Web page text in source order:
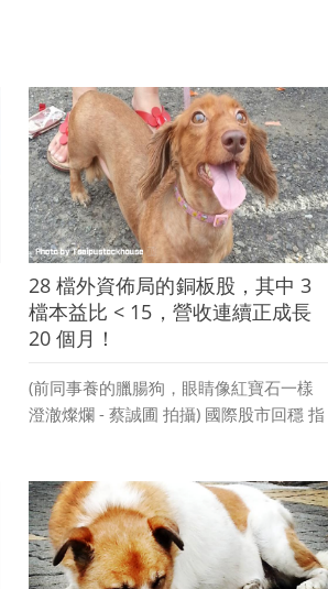
28 檔外資佈局的銅板股，其中 3
檔本益比 < 15，營收連續正成長
20 個月！
(前同事養的臘腸狗，眼睛像紅寶石一樣
澄澈燦爛 - 蔡誠圃 拍攝) 國際股市回穩 指
強 不但道瓊持續創波段新高 S & P 500
以及那指更是創歷史新高 ...
閱讀更多 »